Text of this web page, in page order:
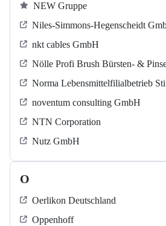
NEW Gruppe
Niles-Simmons-Hegenscheidt
nkt cables GmbH
Nölle Profi Brush Bürsten- &
Norma Lebensmittelfilialbetrieb
noventum consulting GmbH
NTN Corporation
Nutz GmbH
O
Oerlikon Deutschland
Oppenhoff